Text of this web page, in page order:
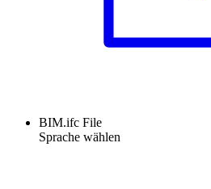
BIM.ifc File
Sprache wählen